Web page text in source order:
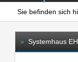
Sie befinden sich
» Systemhaus